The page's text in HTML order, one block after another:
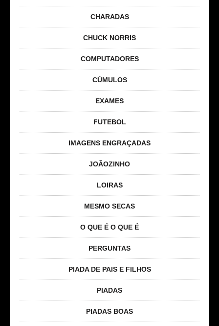
CHARADAS
CHUCK NORRIS
COMPUTADORES
CÚMULOS
EXAMES
FUTEBOL
IMAGENS ENGRAÇADAS
JOÃOZINHO
LOIRAS
MESMO SECAS
O QUE É O QUE É
PERGUNTAS
PIADA DE PAIS E FILHOS
PIADAS
PIADAS BOAS